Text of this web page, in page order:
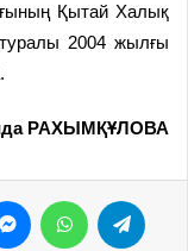
Қытай Халық
2004 жылғы
РАХЫМҚҰЛОВА